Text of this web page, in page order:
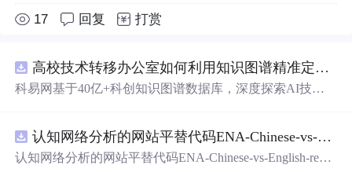
17 回复 打赏
高校技术转移办公室如何利用知识图谱精准定位产业需求与技术适配点？.docx
科易网基于40亿+科创知识图谱数据库，深度探索AI技术
新领域的AI+数智化解决方案，推动科技创新与产业创新
智能化发展。
认知网络分析的网站平替代码ENA-Chinese-vs-English-reproducible.zip
认知网络分析的网站平替代码ENA-Chinese-vs-English-repro